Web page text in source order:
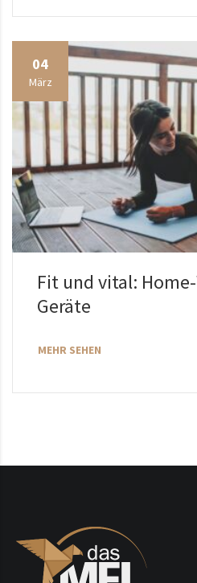
04
März
Fit und vital:
Geräte
MEHR SEHEN